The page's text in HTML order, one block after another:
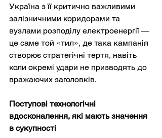
Україна з її критично важливими
залізничними коридорами та
вузлами розподілу електроенергії —
це саме той «тил», де така кампанія
створює стратегічні тертя, навіть
коли окремі удари не призводять до
вражаючих заголовків.
Поступові технологічні
вдосконалення, які мають значення
в сукупності